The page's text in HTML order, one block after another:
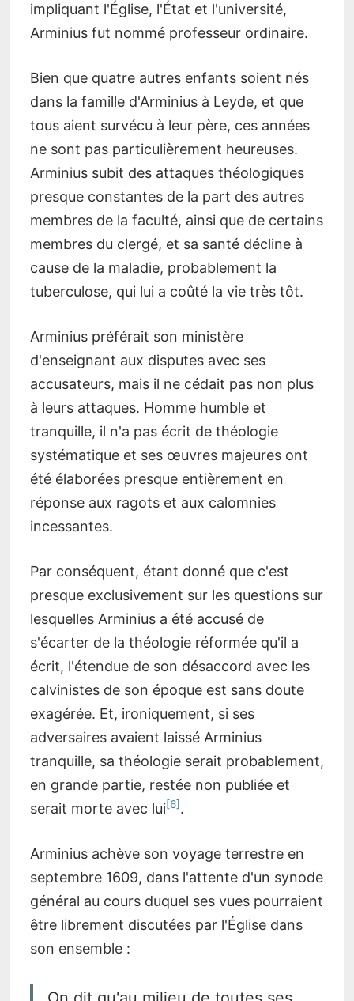
impliquant l'Église, l'État et l'université,
Arminius fut nommé professeur ordinaire.
Bien que quatre autres enfants soient nés
dans la famille d'Arminius à Leyde, et que
tous aient survécu à leur père, ces années
ne sont pas particulièrement heureuses.
Arminius subit des attaques théologiques
presque constantes de la part des autres
membres de la faculté, ainsi que de certains
membres du clergé, et sa santé décline à
cause de la maladie, probablement la
tuberculose, qui lui a coûté la vie très tôt.
Arminius préférait son ministère
d'enseignant aux disputes avec ses
accusateurs, mais il ne cédait pas non plus
à leurs attaques. Homme humble et
tranquille, il n'a pas écrit de théologie
systématique et ses œuvres majeures ont
été élaborées presque entièrement en
réponse aux ragots et aux calomnies
incessantes.
Par conséquent, étant donné que c'est
presque exclusivement sur les questions sur
lesquelles Arminius a été accusé de
s'écarter de la théologie réformée qu'il a
écrit, l'étendue de son désaccord avec les
calvinistes de son époque est sans doute
exagérée. Et, ironiquement, si ses
adversaires avaient laissé Arminius
tranquille, sa théologie serait probablement,
en grande partie, restée non publiée et
serait morte avec lui 6 .
Arminius achève son voyage terrestre en
septembre 1609, dans l'attente d'un synode
général au cours duquel ses vues pourraient
être librement discutées par l'Église dans
son ensemble :